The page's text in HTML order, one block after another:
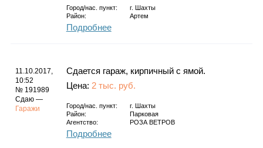
Город/нас. пункт: г.
Шахты
Район:
Артем
Подробнее
11.10.2017,
10:52
№ 191989
Сдаю —
Гаражи
Сдается гараж, кирпичный с ямой.
Цена: 2 тыс. руб.
Город/нас. пункт: г.
Шахты
Район:
Парковая
Агентство:
РОЗА ВЕТРОВ
Подробнее